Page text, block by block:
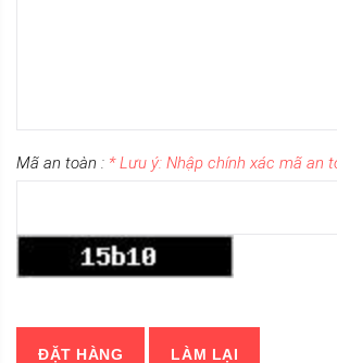
Mã an toàn : * Lưu ý: Nhập chính xác mã an
ĐẶT HÀNG LÀM LẠI